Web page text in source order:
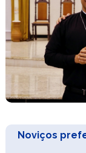
Noviços